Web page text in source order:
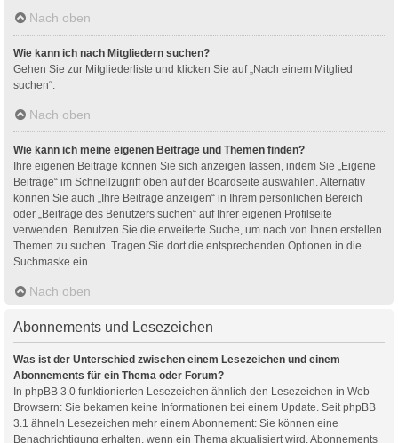
Nach oben
Wie kann ich nach Mitgliedern suchen?
Gehen Sie zur Mitgliederliste und klicken Sie auf „Nach einem Mitglied
suchen“.
Nach oben
Wie kann ich meine eigenen Beiträge und Themen finden?
Ihre eigenen Beiträge können Sie sich anzeigen lassen, indem Sie „Eigene
Beiträge“ im Schnellzugriff oben auf der Boardseite auswählen. Alternativ
können Sie auch „Ihre Beiträge anzeigen“ in Ihrem persönlichen Bereich
oder „Beiträge des Benutzers suchen“ auf Ihrer eigenen Profilseite
verwenden. Benutzen Sie die erweiterte Suche, um nach von Ihnen erstellen
Themen zu suchen. Tragen Sie dort die entsprechenden Optionen in die
Suchmaske ein.
Nach oben
Abonnements und Lesezeichen
Was ist der Unterschied zwischen einem Lesezeichen und einem
Abonnements für ein Thema oder Forum?
In phpBB 3.0 funktionierten Lesezeichen ähnlich den Lesezeichen in Web-
Browsern: Sie bekamen keine Informationen bei einem Update. Seit phpBB
3.1 ähneln Lesezeichen mehr einem Abonnement: Sie können eine
Benachrichtigung erhalten, wenn ein Thema aktualisiert wird. Abonnements